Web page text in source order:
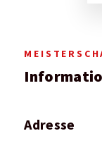
Adresse